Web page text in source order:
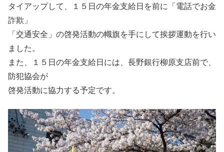
タイアップして、１５日の年金支給日を前に「電話でお金
詐欺」
「交通安全」の啓発活動の幟旗を手にして挨拶運動を行い
ました。
また、１５日の年金支給日には、長野銀行柳原支店前で、
防犯協会が
啓発活動に協力する予定です。